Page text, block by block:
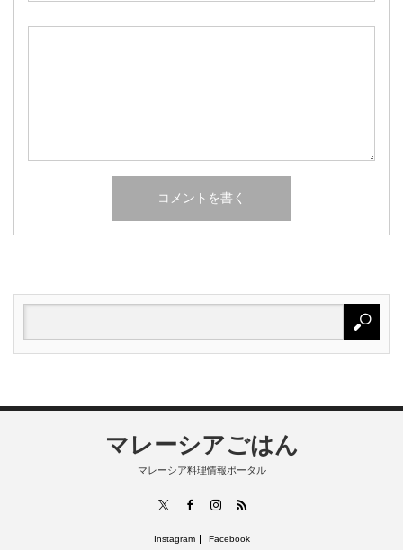
マレーシアごはん
マレーシア料理情報ポータル
FacebookInstagram
RSS
Instagram Facebook